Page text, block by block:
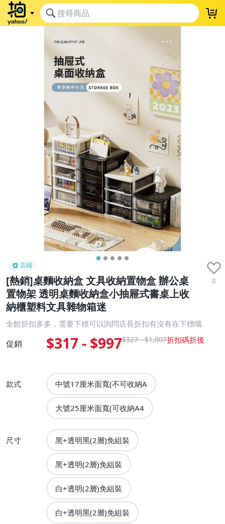
店鋪
[熱銷]桌麵收納盒 文具收納置物盒 辦公桌
置物架 透明桌麵收納盒小抽屜式書桌上收
納櫃塑料文具雜物箱迷
0
全館折扣多多，需要下標可以詢問店長折扣有沒有在下標哦
促銷 $317 - $997$327 - $1,007
款式 中號17厘米面寬(不可收納A
大號25厘米面寬(可收納A4
尺寸 黑+透明黑(2層)免組裝
黑+透明(2層)免組裝
白+透明(2層)免組裝
白+透明黑(2層)免組裝